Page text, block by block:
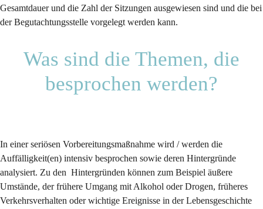
Gesamtdauer und die Zahl der Sitzungen ausgewiesen sind und die bei
der Begutachtungsstelle vorgelegt werden kann.
Was sind die Themen, die
besprochen werden?
In einer seriösen Vorbereitungsmaßnahme wird / werden die
Auffälligkeit(en) intensiv besprochen sowie deren Hintergründe
analysiert. Zu den Hintergründen können zum Beispiel äußere
Umstände, der frühere Umgang mit Alkohol oder Drogen, früheres
Verkehrsverhalten oder wichtige Ereignisse in der Lebensgeschichte